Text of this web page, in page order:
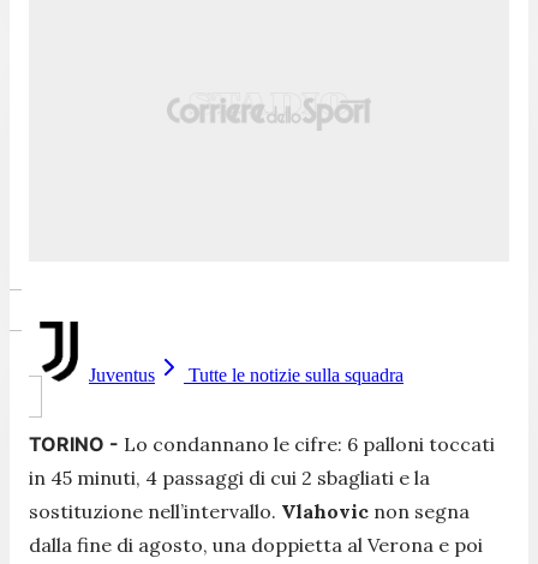
Juventus Tutte le notizie sulla squadra
TORINO - Lo condannano le cifre: 6 palloni toccati
in 45 minuti, 4 passaggi di cui 2 sbagliati e la
sostituzione nell’intervallo. Vlahovic non segna
dalla fine di agosto, una doppietta al Verona e poi